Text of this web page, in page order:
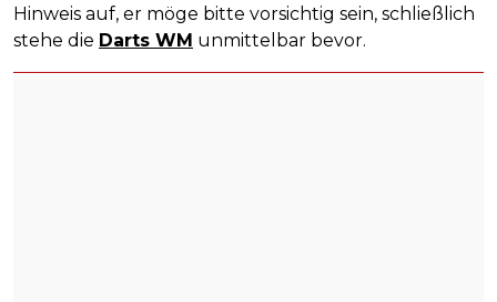
Hinweis auf, er möge bitte vorsichtig sein, schließlich
stehe die Darts WM unmittelbar bevor.